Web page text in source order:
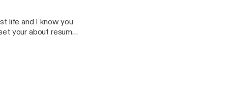
life and I know you
your about resume